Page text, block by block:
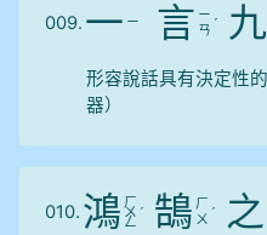
009. 一 ㄧ 言 ㄧ
ㄢ ˊ 九
形容說話具有決定性
器）
010. 鴻 ㄏ
ㄨ
ㄥ
ˊ 鵠 ㄏ
ㄨ ˊ 之